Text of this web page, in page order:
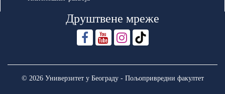
Друштвене мреже
© 2026 Универзитет у Београду - Пољопривредни факултет